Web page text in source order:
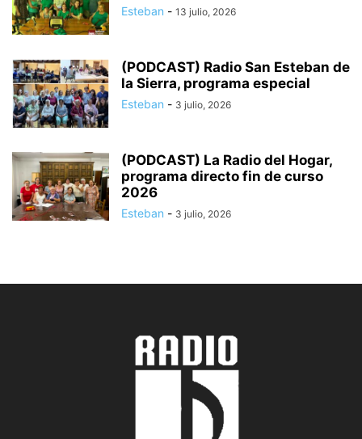
Esteban - 13 julio, 2026
(PODCAST) Radio San Esteban de
la Sierra, programa especial
Esteban - 3 julio, 2026
(PODCAST) La Radio del Hogar,
programa directo fin de curso
2026
Esteban - 3 julio, 2026